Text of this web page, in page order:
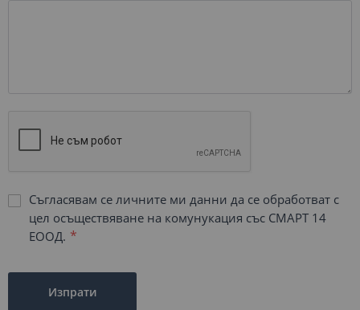
Съгласявам се личните ми данни да се обработват с
цел осъществяване на комунукация със СМАРТ 14
ЕООД.
Изпрати